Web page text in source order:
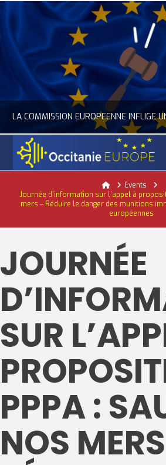
ACTUALITÉ DE L'UNION EUROPÉENNE, ACTUALITÉ DE LA REPRÉSENTATION
HomeEvents
Journée d’information sur l’appel à
mers – Réduire le danger des munitions
européennes
JOURNÉE
SUR
PPPA :
NOS